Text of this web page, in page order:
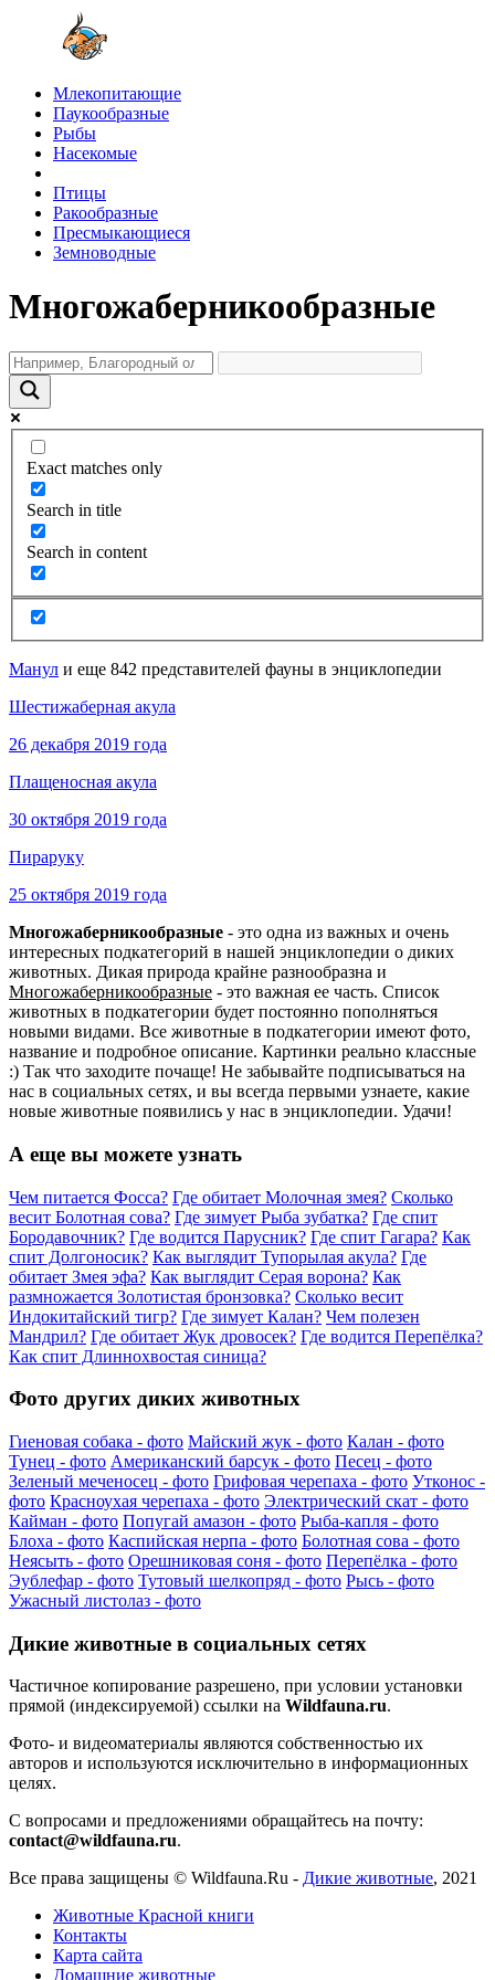
Млекопитающие
Паукообразные
Рыбы
Насекомые
Птицы
Ракообразные
Пресмыкающиеся
Земноводные
Многожаберникообразные
Exact matches only
Search in title
Search in content
Манул и еще 842 представителей фауны в энциклопедии
Шестижаберная акула
26 декабря 2019 года
Плащеносная акула
30 октября 2019 года
Пираруку
25 октября 2019 года
Многожаберникообразные - это одна из важных и очень
интересных подкатегорий в нашей энциклопедии о диких
животных. Дикая природа крайне разнообразна и
Многожаберникообразные - это важная ее часть. Список
животных в подкатегории будет постоянно пополняться
новыми видами. Все животные в подкатегории имеют фото,
название и подробное описание. Картинки реально классные
:) Так что заходите почаще! Не забывайте подписываться на
нас в социальных сетях, и вы всегда первыми узнаете, какие
новые животные появились у нас в энциклопедии. Удачи!
А еще вы можете узнать
Чем питается Фосса? Где обитает Молочная змея? Сколько
весит Болотная сова? Где зимует Рыба зубатка? Где спит
Бородавочник? Где водится Парусник? Где спит Гагара? Как
спит Долгоносик? Как выглядит Тупорылая акула? Где
обитает Змея эфа? Как выглядит Серая ворона? Как
размножается Золотистая бронзовка? Сколько весит
Индокитайский тигр? Где зимует Калан? Чем полезен
Мандрил? Где обитает Жук дровосек? Где водится Перепёлка?
Как спит Длиннохвостая синица?
Фото других диких животных
Гиеновая собака - фото Майский жук - фото Калан - фото
Тунец - фото Американский барсук - фото Песец - фото
Зеленый меченосец - фото Грифовая черепаха - фото Утконос -
фото Красноухая черепаха - фото Электрический скат - фото
Кайман - фото Попугай амазон - фото Рыба-капля - фото
Блоха - фото Каспийская нерпа - фото Болотная сова - фото
Неясыть - фото Орешниковая соня - фото Перепёлка - фото
Эублефар - фото Тутовый шелкопряд - фото Рысь - фото
Ужасный листолаз - фото
Дикие животные в социальных сетях
Частичное копирование разрешено, при условии установки
прямой (индексируемой) ссылки на Wildfauna.ru.
Фото- и видеоматериалы являются собственностью их
авторов и используются исключительно в информационных
целях.
С вопросами и предложениями обращайтесь на почту:
contact@wildfauna.ru.
Все права защищены © Wildfauna.Ru - Дикие животные, 2021
Животные Красной книги
Контакты
Карта сайта
Домашние животные